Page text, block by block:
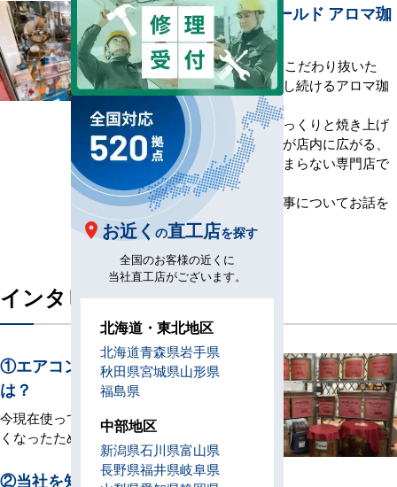
ロータスフィールド アロマ珈
琲様
1970年の創業以来、こだわり抜いた
コーヒー豆をご提供し続けるアロマ珈
琲の皆さま。
直火焙煎で丁寧にじっくりと焼き上げ
たコーヒー豆の香りが店内に広がる、
コーヒー好きにはたまらない専門店で
す。
今回は空調の更新工事についてお話を
お伺いしました。
インタビュー内容
①エアコンが必要になった理由
は？
今現在使っているエアコンの調子が悪
くなったため。
②当社を知ったキッカケは？
お近く の直工店を探す
全国のお客様の近くに
当社直工店がございます。
北海道・東北地区
北海道青森県岩手県
秋田県宮城県山形県
福島県
中部地区
新潟県石川県富山県
長野県福井県岐阜県